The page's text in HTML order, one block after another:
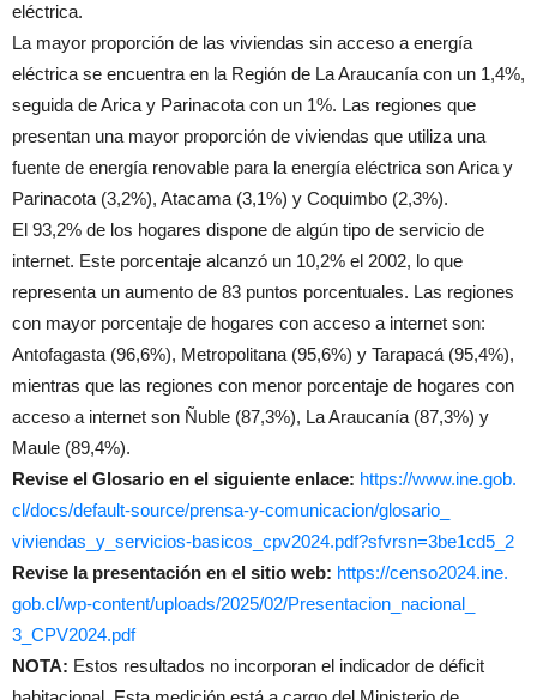
eléctrica.
La mayor proporción de las viviendas sin acceso a energía
eléctrica se encuentra en la Región de La Araucanía con un 1,4%,
seguida de Arica y Parinacota con un 1%. Las regiones que
presentan una mayor proporción de viviendas que utiliza una
fuente de energía renovable para la energía eléctrica son Arica y
Parinacota (3,2%), Atacama (3,1%) y Coquimbo (2,3%).
El 93,2% de los hogares dispone de algún tipo de servicio de
internet. Este porcentaje alcanzó un 10,2% el 2002, lo que
representa un aumento de 83 puntos porcentuales. Las regiones
con mayor porcentaje de hogares con acceso a internet son:
Antofagasta (96,6%), Metropolitana (95,6%) y Tarapacá (95,4%),
mientras que las regiones con menor porcentaje de hogares con
acceso a internet son Ñuble (87,3%), La Araucanía (87,3%) y
Maule (89,4%).
Revise el Glosario en el siguiente enlace: https://www.ine.gob.
cl/docs/default-source/prensa-y-comunicacion/glosario_
viviendas_y_servicios-basicos_ cpv2024.pdf?sfvrsn=3be1cd5_2
Revise la presentación en el sitio web: https://censo2024.ine.
gob.cl/wp-content/uploads/2025/02/Presentacion_nacional_
3_CPV2024.pdf
NOTA: Estos resultados no incorporan el indicador de déficit